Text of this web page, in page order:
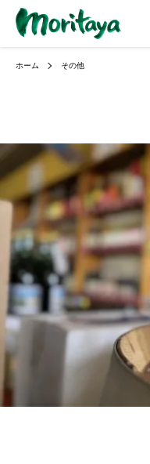
ホーム その他